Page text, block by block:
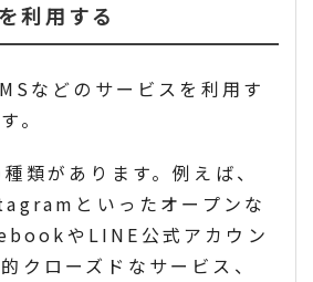
利用する
などのサービスを利用す
。
類があります。例えば、
といったオープンな
やLINE公式アカウン
クローズドなサービス、